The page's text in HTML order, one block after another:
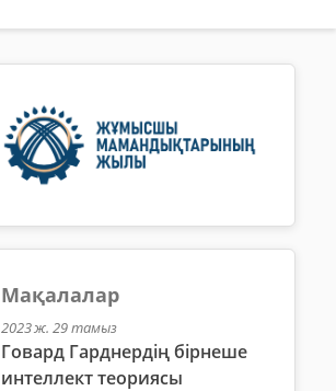
Мақалалар
2023 ж. 29 тамыз
Говард Гарднердің бірнеше
интеллект теориясы